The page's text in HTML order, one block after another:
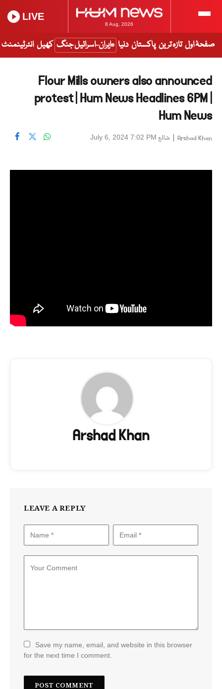
8 Aug, 2026
LIVE
صفحۂ اول تازہ ترین پاکستان دنیا ایران-اسرائیل جنگ کھیل انٹرٹینمنٹ
Flour Mills owners also announced
protest | Hum News Headlines 6PM |
Hum News
Arshad Khan
| شائع July 6, 2024 7:02 PM
Arshad Khan
LEAVE A REPLY
Save my name, email, and website in this browser
for the next time I comment.